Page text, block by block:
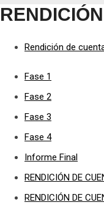
Rendición de
Fase 1
Fase 2
Fase 3
Fase 4
Informe Final
RENDICIÓN DE
RENDICIÓN DE